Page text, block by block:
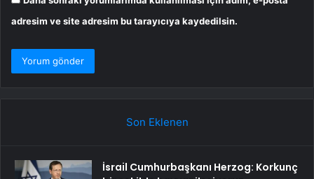
adresim ve site adresim bu tarayıcıya kaydedilsin.
Son Eklenen
İsrail Cumhurbaşkanı Herzog: Korkunç